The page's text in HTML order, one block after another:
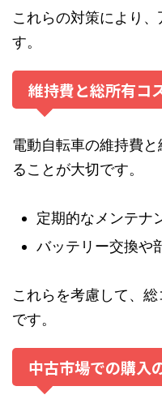
これらの対策により
す。
維持費と総所有コ
電動自転車の維持費
ることが大切です。
定期的なメンテナ
バッテリー交換や
これらを考慮して、
です。
中古市場での購入